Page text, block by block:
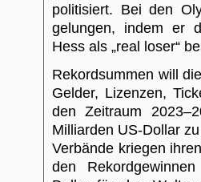
politisiert. Bei den
gelungen, indem er
Hess als „real loser“
Rekordsummen will
Gelder, Lizenzen,
den Zeitraum
Milliarden US-Dollar
Verbände kriegen
den